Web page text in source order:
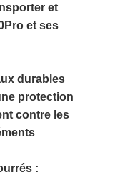
et
et ses
durables
protection
contre les
: